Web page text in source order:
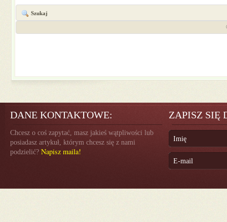
Szukaj
DANE KONTAKTOWE:
Chcesz o coś zapytać, masz jakieś wątpliwości lub
posiadasz artykuł, którym chcesz się z nami
podzielić? Napisz maila!
ZAPISZ SIĘ